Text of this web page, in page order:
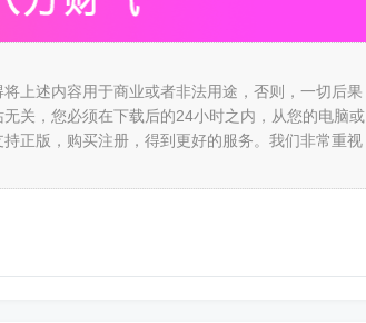
上述内容用于商业或者非法用途，否则，一切后果
关，您必须在下载后的24小时之内，从您的电脑或
正版，购买注册，得到更好的服务。我们非常重视